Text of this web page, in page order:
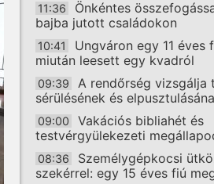
11:36
Önkéntes
bajba jutott családokon
10:41
Ungváron egy 11 éves
miután leesett egy kvadról
09:39
A rendőrség vizsgálja
sérülésének és
09:00
Vakációs bibliahét és
testvérgyülekezeti
08:36
Személygépkocsi
szekérrel: egy 15 éves fiú